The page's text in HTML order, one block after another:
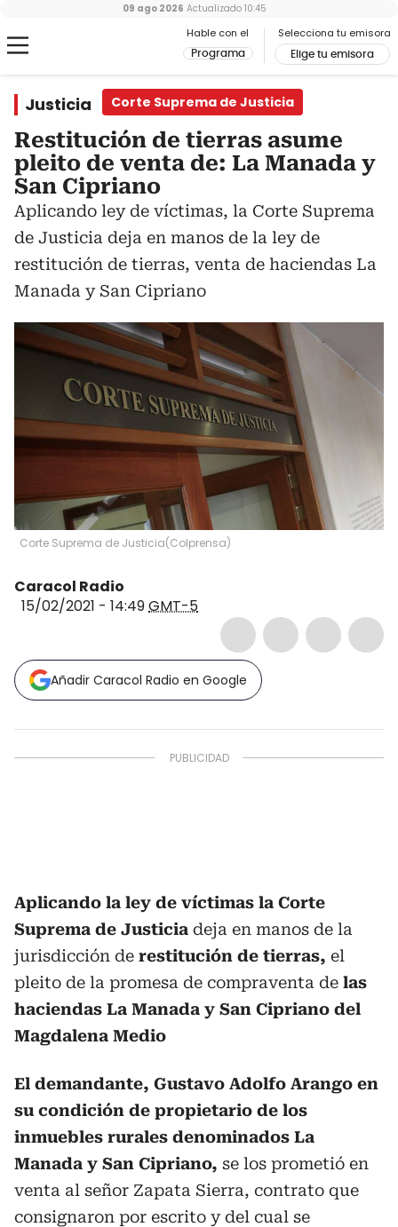
Hable con el
Programa
Selecciona tu emisora
Elige tu emisora
09 ago 2026 Actualizado 10:45
Justicia Corte Suprema de Justicia
Restitución de tierras asume
pleito de venta de: La Manada y
San Cipriano
Aplicando ley de víctimas, la Corte Suprema
de Justicia deja en manos de la ley de
restitución de tierras, venta de haciendas La
Manada y San Cipriano
Corte Suprema de Justicia(Colprensa)
Caracol Radio
15/02/2021 - 14:49GMT-5
Añadir Caracol Radio en Google
Aplicando la ley de víctimas la Corte
Suprema de Justicia deja en manos de la
jurisdicción de restitución de tierras, el
pleito de la promesa de compraventa de las
haciendas La Manada y San Cipriano del
Magdalena Medio
El demandante, Gustavo Adolfo Arango en
su condición de propietario de los
inmuebles rurales denominados La
Manada y San Cipriano, se los prometió en
venta al señor Zapata Sierra, contrato que
consignaron por escrito y del cual se